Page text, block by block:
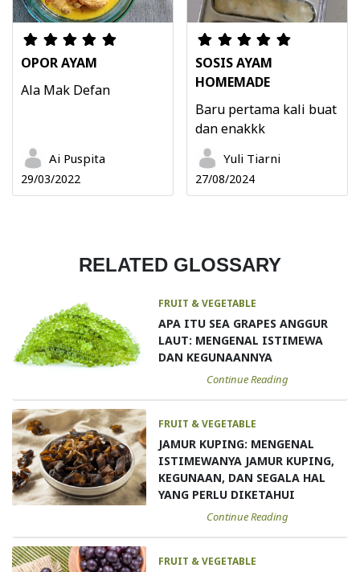
OPOR AYAM
Ala Mak Defan
Ai Puspita
29/03/2022
SOSIS AYAM
HOMEMADE
Baru pertama kali buat
dan enakkk
Yuli Tiarni
27/08/2024
RELATED GLOSSARY
FRUIT & VEGETABLE
APA ITU SEA GRAPES ANGGUR
LAUT: MENGENAL ISTIMEWA
DAN KEGUNAANNYA
Continue Reading
FRUIT & VEGETABLE
JAMUR KUPING: MENGENAL
ISTIMEWANYA JAMUR KUPING,
KEGUNAAN, DAN SEGALA HAL
YANG PERLU DIKETAHUI
Continue Reading
FRUIT & VEGETABLE